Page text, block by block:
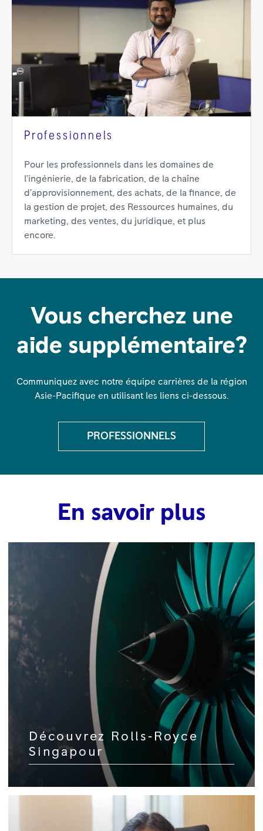
Professionnels
Pour les professionnels dans les domaines de
l’ingénierie, de la fabrication, de la chaîne
d’approvisionnement, des achats, de la finance, de
la gestion de projet, des Ressources humaines, du
marketing, des ventes, du juridique, et plus
encore.
Vous cherchez une
aide supplémentaire?
Communiquez avec notre équipe carrières de la région
Asie-Pacifique en utilisant les liens ci-dessous.
PROFESSIONNELS
En savoir plus
Découvrez Rolls‑Royce
Singapour